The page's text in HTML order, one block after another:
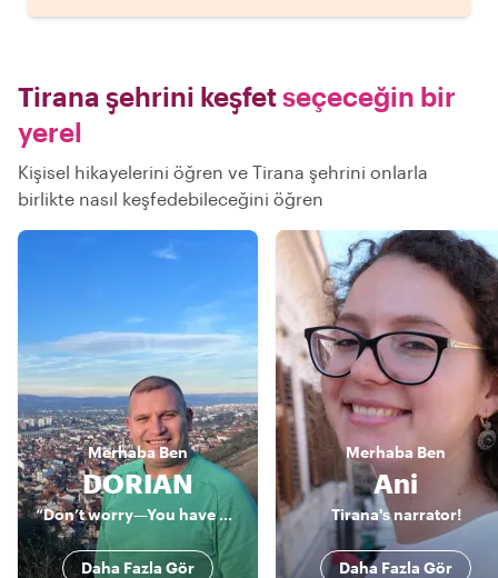
Tirana şehrini keşfetseçeceğin bir
yerel
Kişisel hikayelerini öğren ve Tirana şehrini onlarla
birlikte nasıl keşfedebileceğini öğren
MerhabaBen
DORIAN
“Don’t worry—You have Dori”
Daha Fazla Gör
Merhaba Ben
Ani
Tirana's narrator!
Daha Fazla Gör